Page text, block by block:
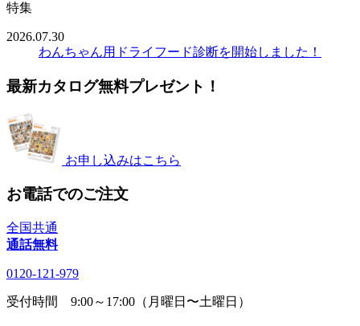
特集
2026.07.30
わんちゃん用ドライフード診断を開始しました！
最新カタログ無料プレゼント！
お申し込みはこちら
お電話でのご注文
全国共通
通話無料
0120-121-979
受付時間 9:00～17:00（月曜日〜土曜日）